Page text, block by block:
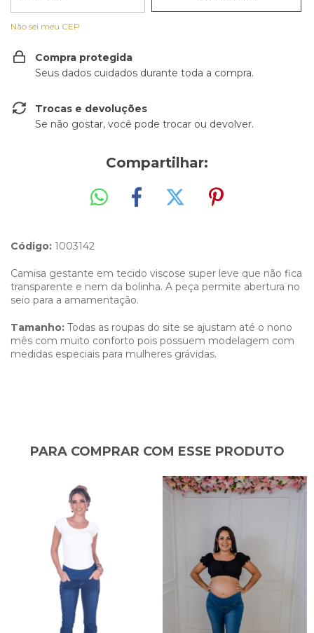
Não sei meu CEP
Compra protegida
Seus dados cuidados durante toda a compra.
Trocas e devoluções
Se não gostar, você pode trocar ou devolver.
Compartilhar:
Código: 1003142
Camisa gestante em tecido viscose super leve que não fica
transparente e nem da bolinha. A peça permite abertura no
seio para a amamentação.
Tamanho: Todas as roupas do site se ajustam até o nono
mês com muito conforto pois possuem modelagem com
medidas especiais para mulheres grávidas.
PARA COMPRAR COM ESSE PRODUTO